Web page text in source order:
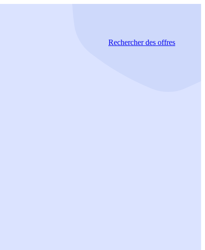
Rechercherdes offres